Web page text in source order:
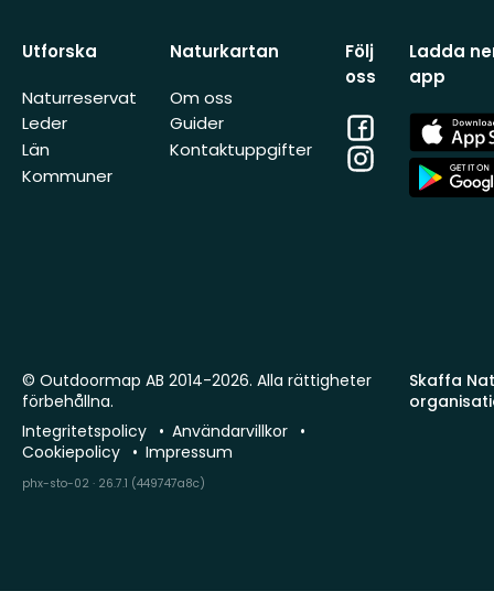
Utforska
Naturreservat
Leder
Län
Kommuner
Naturkartan
Om oss
Guider
Kontaktuppgifter
Följ
oss
Facebook
Instagram
Ladda
app
App
Store
App
Store
Skaffa
© Outdoormap AB 2014-2026. Alla rättigheter
förbehållna.
Integritetspolicy
Användarvillkor
Cookiepolicy
Impressum
phx-sto-02 · 26.7.1 (449747a8c)